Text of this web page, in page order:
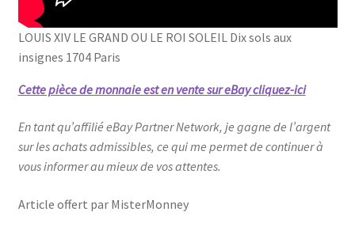
LOUIS XIV LE GRAND OU LE ROI SOLEIL Dix sols aux
insignes 1704 Paris
Cette pièce de monnaie est en vente sur eBay cliquez-ici
En tant qu’affilié eBay Partner Network, je gagne de l’argent
sur les achats admissibles, ce qui me permet de continuer à
vous informer au mieux de vos attentes.
Article offert par MisterMonney